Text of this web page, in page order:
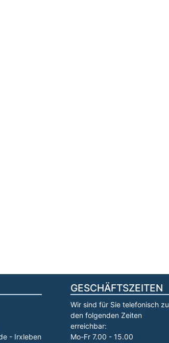
- Irxleben
GESCHÄFTSZEITEN
Wir sind für Sie telefonisch zu
den folgenden Zeiten
erreichbar:
Mo-Fr 7.00 - 15.00